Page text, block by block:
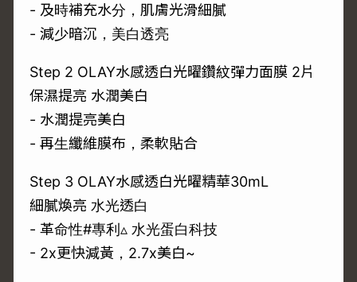
- 及時補充水分，肌膚光滑細膩
- 減少暗沉，美白透亮
Step 2 OLAY水感透白光曜鑽紋彈力面膜 2片
保濕提亮 水潤美白
- 水潤提亮美白
- 再生纖維膜布，柔軟貼合
Step 3 OLAY水感透白光曜精華30mL
細膩煥亮 水光透白
- 革命性#專利▵ 水光蛋白科技
- 2x更快減黃，2.7x美白~